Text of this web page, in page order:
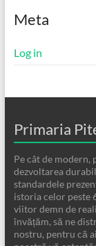
Meta
Log in
Primaria
Pe cât de modern,
dezvoltarea
standardele
istoria celor peste
viitor demn de
învățăm, să ne
nostru, pentru că